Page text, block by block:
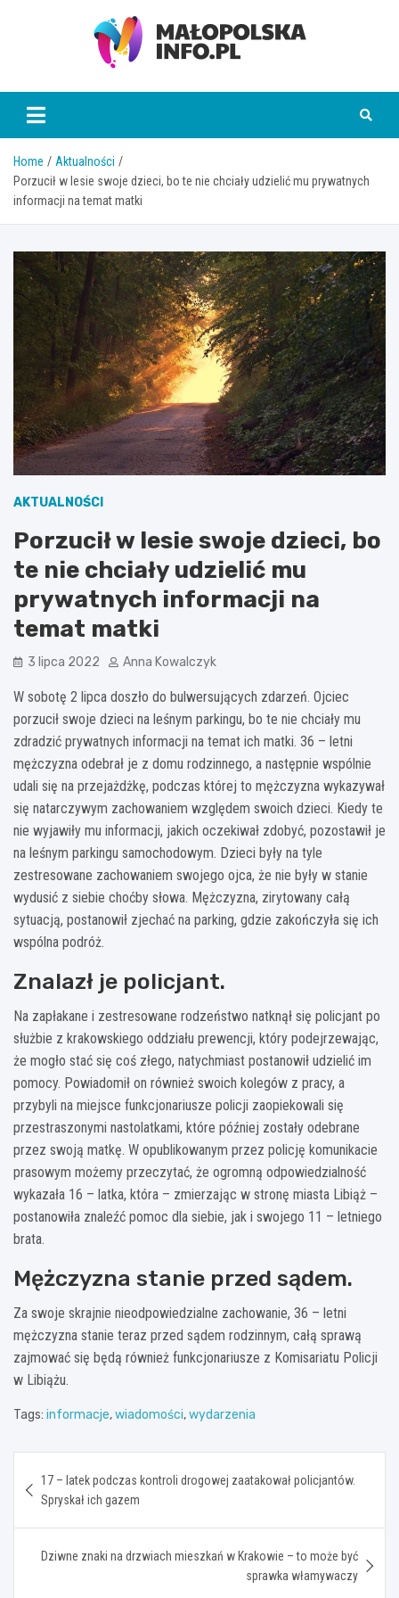
Małopolska Info
Home
Aktualności
Porzucił w lesie swoje dzieci, bo te nie chciały udzielić mu prywatnych
informacji na temat matki
AKTUALNOŚCI
Porzucił w lesie swoje dzieci, bo
te nie chciały udzielić mu
prywatnych informacji na
temat matki
3 lipca 2022 Anna Kowalczyk
W sobotę 2 lipca doszło do bulwersujących zdarzeń. Ojciec
porzucił swoje dzieci na leśnym parkingu, bo te nie chciały mu
zdradzić prywatnych informacji na temat ich matki. 36 – letni
mężczyzna odebrał je z domu rodzinnego, a następnie wspólnie
udali się na przejażdżkę, podczas której to mężczyzna wykazywał
się natarczywym zachowaniem względem swoich dzieci. Kiedy te
nie wyjawiły mu informacji, jakich oczekiwał zdobyć, pozostawił je
na leśnym parkingu samochodowym. Dzieci były na tyle
zestresowane zachowaniem swojego ojca, że nie były w stanie
wydusić z siebie choćby słowa. Mężczyzna, zirytowany całą
sytuacją, postanowił zjechać na parking, gdzie zakończyła się ich
wspólna podróż.
Znalazł je policjant.
Na zapłakane i zestresowane rodzeństwo natknął się policjant po
służbie z krakowskiego oddziału prewencji, który podejrzewając,
że mogło stać się coś złego, natychmiast postanowił udzielić im
pomocy. Powiadomił on również swoich kolegów z pracy, a
przybyli na miejsce funkcjonariusze policji zaopiekowali się
przestraszonymi nastolatkami, które później zostały odebrane
przez swoją matkę. W opublikowanym przez policję komunikacie
prasowym możemy przeczytać, że ogromną odpowiedzialność
wykazała 16 – latka, która – zmierzając w stronę miasta Libiąż –
postanowiła znaleźć pomoc dla siebie, jak i swojego 11 – letniego
brata.
Mężczyzna stanie przed sądem.
Za swoje skrajnie nieodpowiedzialne zachowanie, 36 – letni
mężczyzna stanie teraz przed sądem rodzinnym, całą sprawą
zajmować się będą również funkcjonariusze z Komisariatu Policji
w Libiążu.
Tags: informacje,wiadomości,wydarzenia
wpisu
17 – latek podczas kontroli drogowej zaatakował policjantów.
Spryskał ich gazem
Dziwne znaki na drzwiach mieszkań w Krakowie – to może być
sprawka włamywaczy